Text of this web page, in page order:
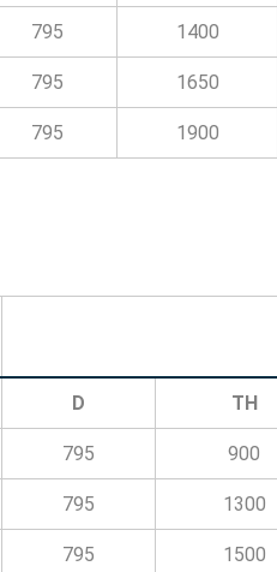
795 1400
795 1650
795 1900
D TH
795 900
795 1300
795 1500